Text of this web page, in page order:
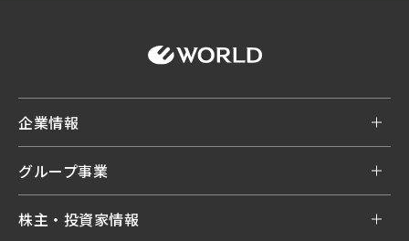
企業情報
グループ事業
株主・投資家情報